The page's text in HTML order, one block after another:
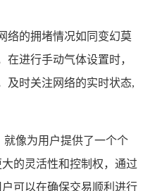
络的拥堵情况如同变幻莫
进行手动气体设置时，
及时关注网络的实时状态,
像为用户提供了一个个
的灵活性和控制权，通过
可以在确保交易顺利进行